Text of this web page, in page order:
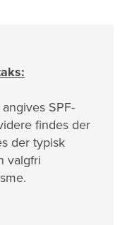
SPF-
findes der
der typisk
valgfri